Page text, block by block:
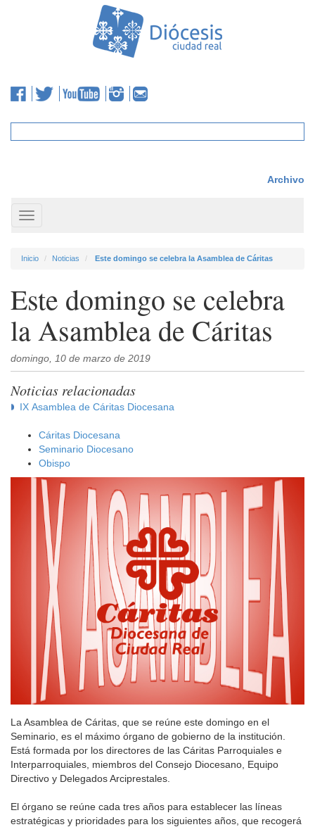
Archivo
Toggle
navigation
Inicio Noticias Este domingo se celebra la Asamblea de Cáritas
Este domingo se celebra
la Asamblea de Cáritas
domingo, 10 de marzo de 2019
Noticias relacionadas
IX Asamblea de Cáritas Diocesana
Cáritas Diocesana
Seminario Diocesano
Obispo
La Asamblea de Cáritas, que se reúne este domingo en el
Seminario, es el máximo órgano de gobierno de la institución.
Está formada por los directores de las Cáritas Parroquiales e
Interparroquiales, miembros del Consejo Diocesano, Equipo
Directivo y Delegados Arciprestales.
El órgano se reúne cada tres años para establecer las líneas
estratégicas y prioridades para los siguientes años, que recogerá